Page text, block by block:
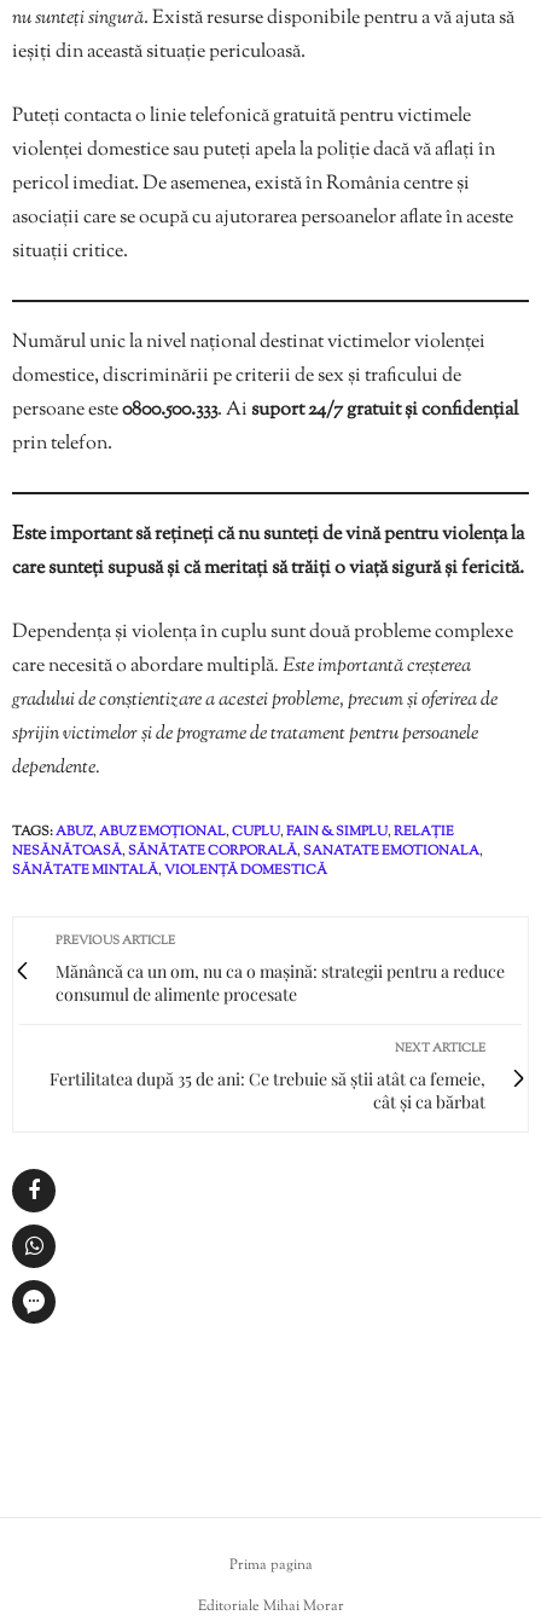
nu sunteți singură. Există resurse disponibile pentru a vă ajuta să
ieșiți din această situație periculoasă.
Puteți contacta o linie telefonică gratuită pentru victimele
violenței domestice sau puteți apela la poliție dacă vă aflați în
pericol imediat. De asemenea, există în România centre și
asociații care se ocupă cu ajutorarea persoanelor aflate în aceste
situații critice.
Numărul unic la nivel național destinat victimelor violenței
domestice, discriminării pe criterii de sex și traficului de
persoane este0800.500.333. Aisuport 24/7 gratuit și confidențial
prin telefon.
Este important să rețineți cănu sunteți de vină pentru violența la
care sunteți supusă și că meritați să trăiți o viață sigură și fericită.
Dependența și violența în cuplu sunt două probleme complexe
care necesită o abordare multiplă. Este importantă creșterea
gradului de conștientizare a acestei probleme, precum și oferirea de
sprijin victimelor și de programe de tratament pentru persoanele
dependente.
TAGS:ABUZ,ABUZ EMOȚIONAL,CUPLU,FAIN & SIMPLU,RELAȚIE
NESĂNĂTOASĂ,SĂNĂTATE CORPORALĂ,SANATATE EMOTIONALA,
SĂNĂTATE MINTALĂ,VIOLENȚĂ DOMESTICĂ
PREVIOUS ARTICLE
Mănâncă ca un om, nu ca o mașină: strategii pentru a reduce
consumul de alimente procesate
NEXT ARTICLE
Fertilitatea după 35 de ani: Ce trebuie să știi atât ca femeie,
cât și ca bărbat
Prima pagina
Editoriale Mihai Morar